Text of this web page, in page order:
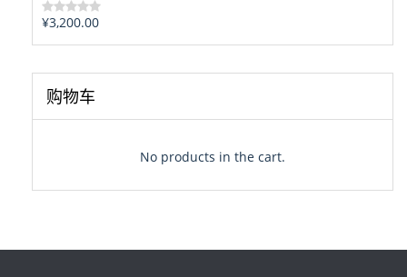
评
5
¥3,200.00
购物车
No products in the cart.